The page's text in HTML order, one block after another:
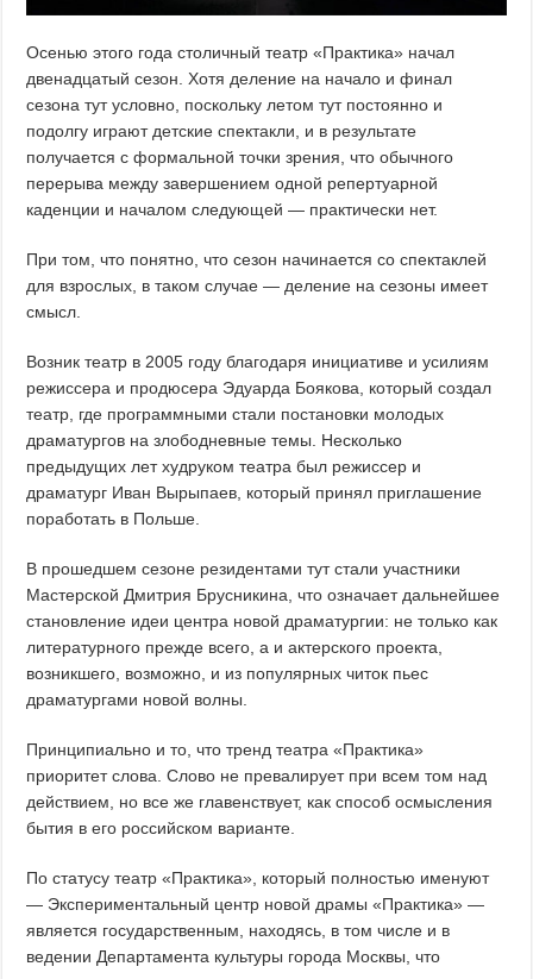
Осенью этого года столичный театр «Практика» начал
двенадцатый сезон. Хотя деление на начало и финал
сезона тут условно, поскольку летом тут постоянно и
подолгу играют детские спектакли, и в результате
получается с формальной точки зрения, что обычного
перерыва между завершением одной репертуарной
каденции и началом следующей — практически нет.
При том, что понятно, что сезон начинается со спектаклей
для взрослых, в таком случае — деление на сезоны имеет
смысл.
Возник театр в 2005 году благодаря инициативе и усилиям
режиссера и продюсера Эдуарда Боякова, который создал
театр, где программными стали постановки молодых
драматургов на злободневные темы. Несколько
предыдущих лет худруком театра был режиссер и
драматург Иван Вырыпаев, который принял приглашение
поработать в Польше.
В прошедшем сезоне резидентами тут стали участники
Мастерской Дмитрия Брусникина, что означает дальнейшее
становление идеи центра новой драматургии: не только как
литературного прежде всего, а и актерского проекта,
возникшего, возможно, и из популярных читок пьес
драматургами новой волны.
Принципиально и то, что тренд театра «Практика»
приоритет слова. Слово не превалирует при всем том над
действием, но все же главенствует, как способ осмысления
бытия в его российском варианте.
По статусу театр «Практика», который полностью именуют
— Экспериментальный центр новой драмы «Практика» —
является государственным, находясь, в том числе и в
ведении Департамента культуры города Москвы, что